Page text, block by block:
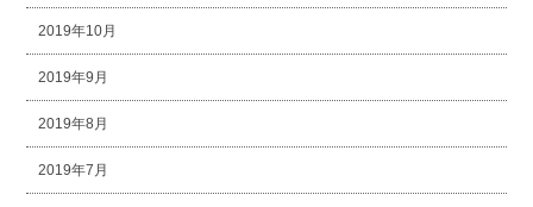
2019年10月
2019年9月
2019年8月
2019年7月